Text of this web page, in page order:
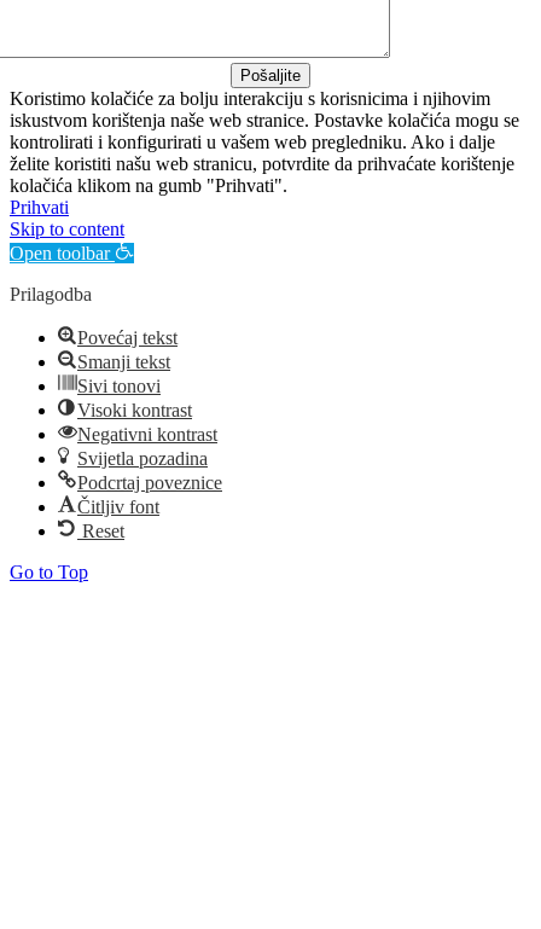
Pošaljite
Koristimo kolačiće za bolju interakciju s korisnicima i njihovim
iskustvom korištenja naše web stranice. Postavke kolačića mogu se
kontrolirati i konfigurirati u vašem web pregledniku. Ako i dalje
želite koristiti našu web stranicu, potvrdite da prihvaćate korištenje
kolačića klikom na gumb "Prihvati".
Prihvati
Skip to content
Open toolbar
Prilagodba
Povećaj tekst
Smanji tekst
Sivi tonovi
Visoki kontrast
Negativni kontrast
Svijetla pozadina
Podcrtaj poveznice
Čitljiv font
Reset
Go to Top